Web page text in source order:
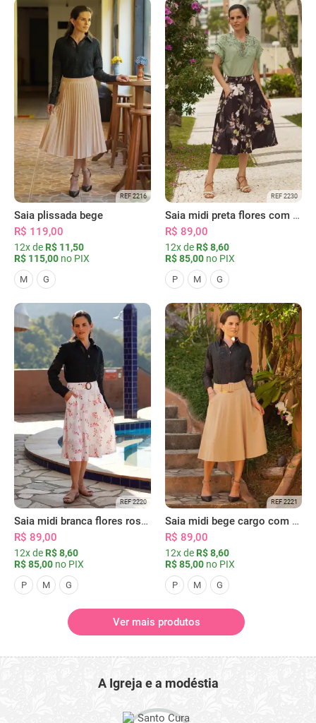
REF 2216
Saia plissada bege
R$ 119,00
12x de R$ 11,50
R$ 115,00 no PIX
M G
REF 2230
Saia midi preta flores com bolsos
R$ 89,00
12x de R$ 8,60
R$ 85,00 no PIX
P M G
REF 2220
Saia midi branca flores rosas com bolsos
R$ 89,00
12x de R$ 8,60
R$ 85,00 no PIX
P M G
REF 2221
Saia midi bege cargo com bolsos
R$ 89,00
12x de R$ 8,60
R$ 85,00 no PIX
P M G
Ver mais produtos
A Igreja e a modéstia